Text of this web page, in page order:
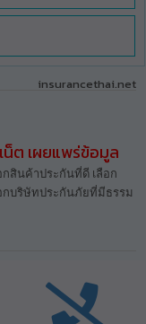
insurancethai.net
น็ต เผยแพร่ข้อมูล
สินค้าประกันที่ดี เลือก
กบริษัทประกันภัยที่มีธรรม